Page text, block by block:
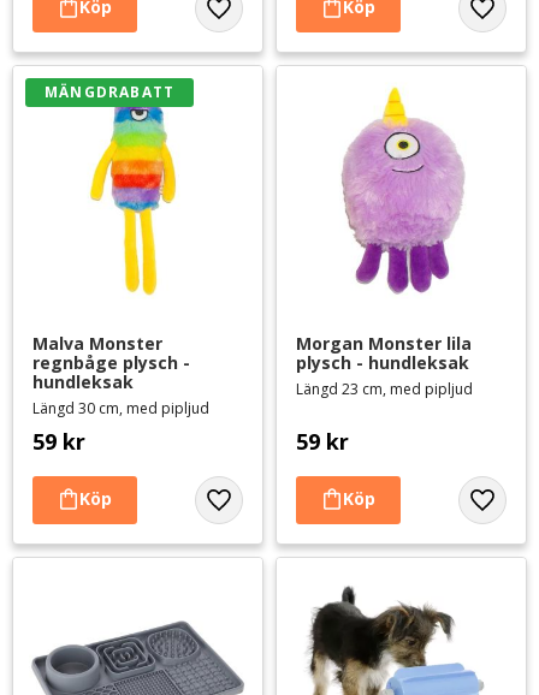
Lägg till i favoriter Lägg
Malva Monster
regnbåge plysch -
hundleksak
Längd 30 cm, med pipljud
59 kr
MÄNGDRABATT
Lägg till i favoriter
Morgan Monster lila
plysch - hundleksak
Längd 23 cm, med pipljud
59 kr
Lägg